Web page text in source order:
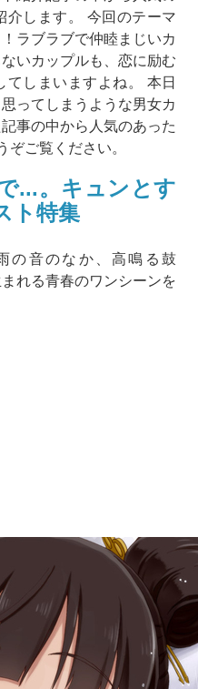
介します。 今回のテーマ
ラブラブで仲睦まじいカ
いカップルも、恋に励む
しまいますよね。 本日
ってしまうような男女カ
事の中から人気のあった
ぞご覧ください。
...。キュンとす
ト特集
の音のなか、高鳴る鼓
れる青春のワンシーンを